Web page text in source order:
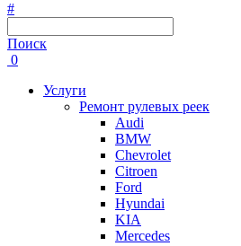
#
Поиск
0
Услуги
Ремонт рулевых реек
Audi
BMW
Chevrolet
Citroen
Ford
Hyundai
KIA
Mercedes